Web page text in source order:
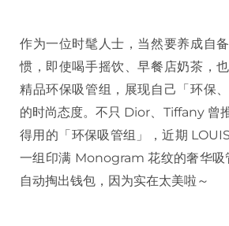
作为一位时髦人士，当然要养成自
惯，即使喝手摇饮、早餐店奶茶，
精品环保吸管组，展现自己「环保
的时尚态度。不只 Dior、 Tiffany 曾
得用的「环保吸管组」，近期
一组印满 Monogram花纹的奢华吸
自动掏出钱包，因为实在太美啦～